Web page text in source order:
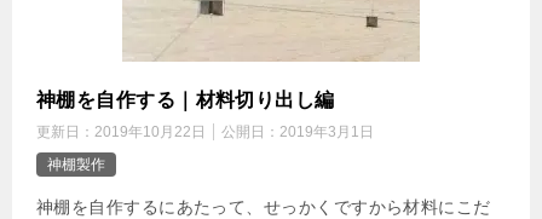
神棚を自作する｜材料切り出し編
更新日： 2019年10月22日 公開日： 2019年3月1日
神棚製作
神棚を自作するにあたって、せっかくですから材料にこだ